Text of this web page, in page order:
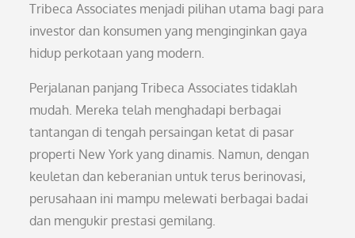
Tribeca Associates menjadi pilihan utama bagi para
investor dan konsumen yang menginginkan gaya
hidup perkotaan yang modern.
Perjalanan panjang Tribeca Associates tidaklah
mudah. Mereka telah menghadapi berbagai
tantangan di tengah persaingan ketat di pasar
properti New York yang dinamis. Namun, dengan
keuletan dan keberanian untuk terus berinovasi,
perusahaan ini mampu melewati berbagai badai
dan mengukir prestasi gemilang.